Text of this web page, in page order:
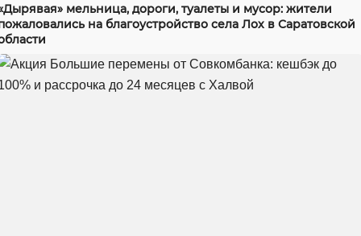
мельница, дороги, туалеты и мусор: жители
на благоустройство села Лох в Саратовской